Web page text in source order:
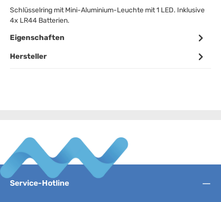
Schlüsselring mit Mini-Aluminium-Leuchte mit 1 LED. Inklusive
4x LR44 Batterien.
Eigenschaften
Hersteller
Service-Hotline